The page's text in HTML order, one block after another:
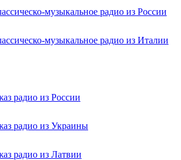
музыкальное радио из России
музыкальное радио из Италии
радио из России
радио из Украины
радио из Латвии